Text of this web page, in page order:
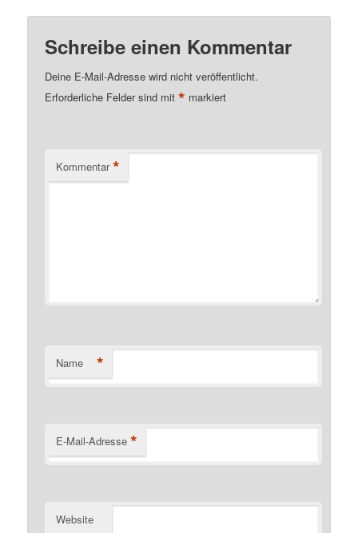
Schreibe einen Kommentar
Deine E-Mail-Adresse wird nicht veröffentlicht.
Erforderliche Felder sind mit* markiert
Kommentar *
Name *
E-Mail-Adresse *
Website